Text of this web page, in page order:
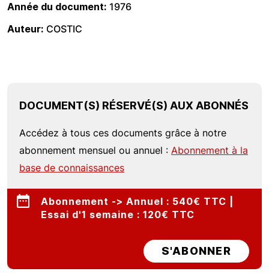
Année du document 1976
Auteur COSTIC
DOCUMENT(S) RÉSERVÉ(S) AUX ABONNÉS
Accédez à tous ces documents grâce à notre
abonnement mensuel ou annuel : Abonnement à la
base de connaissances
Abonnement -> Annuel : 540€ TTC |
Essai d'1 semaine : 120€ TTC
S'ABONNER